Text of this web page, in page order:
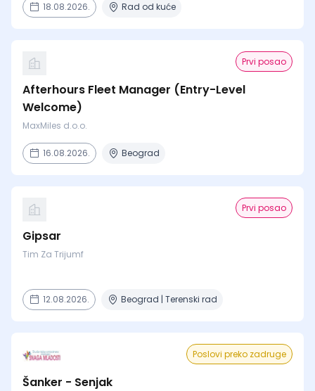
18.08.2026. Rad od kuće
Prvi posao
Afterhours Fleet Manager (Entry-Level
Welcome)
MaxMiles d.o.o.
16.08.2026. Beograd
Prvi posao
Gipsar
Tim Za Trijumf
12.08.2026. Beograd | Terenski rad
Poslovi preko zadruge
Šanker - Senjak